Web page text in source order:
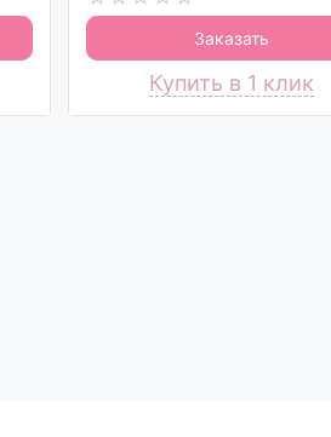
Заказать
Купить в 1 клик